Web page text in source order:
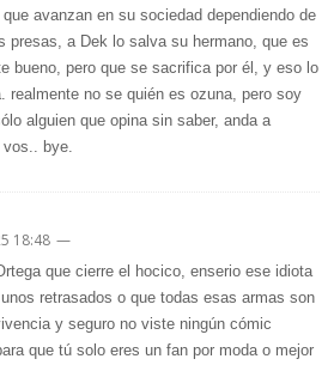
avanzan en su sociedad dependiendo de
presas, a Dek lo salva su hermano, que es
bueno, pero que se sacrifica por él, y eso lo
realmente no se quién es ozuna, pero soy
alguien que opina sin saber, anda a
vos.. bye.
18:48 —
que cierre el hocico, enserio ese idiota
retrasados o que todas esas armas son
y seguro no viste ningún cómic
que tú solo eres un fan por moda o mejor